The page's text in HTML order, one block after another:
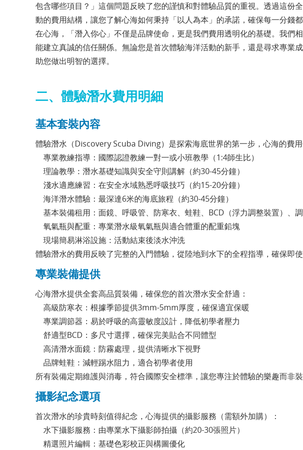
包含哪些項目？」這個問題反映了您的謹慎和對體驗品質的重視。透過這份
動的費用結構，讓您了解心海如何秉持「以人為本」的承諾，確保每一分錢都
在心海，「潛入你心」不僅是品牌使命，更是我們費用透明化的基礎。我們
能建立真誠的信任關係。無論您是首次體驗海洋活動的新手，還是尋求專業
助您做出明智的選擇。
二、體驗潛水費用明細
基本套裝內容
體驗潛水（Discovery Scuba Diving）是探索海底世界的第一步，心海的費用
專業教練指導：國際認證教練一對一或小班教學（1:4師生比）
理論教學：潛水基礎知識與安全守則講解（約30-45分鐘）
淺水適應練習：在安全水域熟悉呼吸技巧（約15-20分鐘）
海洋潛水體驗：最深達6米的海底旅程（約30-45分鐘）
基本裝備租用：面鏡、呼吸管、防寒衣、蛙鞋、BCD（浮力調整裝置）、
氧氣瓶與配重：專業潛水級氧氣瓶與適合體重的配重鉛塊
現場簡易淋浴設施：活動結束後淡水沖洗
體驗潛水的費用反映了完整的入門體驗，從陸地到水下的全程指導，確保即使
專業裝備提供
心海潛水提供全套高品質裝備，確保您的首次潛水安全舒適：
高級防寒衣：根據季節提供3mm-5mm厚度，確保適宜保暖
專業調節器：易於呼吸的高靈敏度設計，降低初學者壓力
舒適型BCD：多尺寸選擇，確保完美貼合不同體型
高清潛水面鏡：防霧處理，提供清晰水下視野
品牌蛙鞋：減輕踢水阻力，適合初學者使用
所有裝備定期維護與消毒，符合國際安全標準，讓您專注於體驗的樂趣而非裝
攝影紀念選項
首次潛水的珍貴時刻值得紀念，心海提供的攝影服務（需額外加購）：
水下攝影服務：由專業水下攝影師拍攝（約20-30張照片）
精選照片編輯：基礎色彩校正與構圖優化